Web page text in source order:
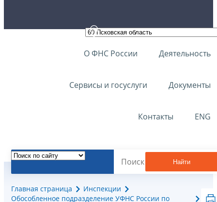
О ФНС России Деятельность
Сервисы и госуслуги Документы
Контакты ENG
Найти
Главная страница
Инспекции
Обособленное подразделение УФНС России по